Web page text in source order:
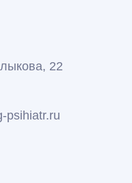
22
psihiatr.ru